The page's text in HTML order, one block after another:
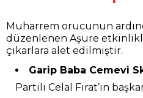
Muharrem orucunun
düzenlenen Aşure
çıkarlara alet edilmiştir.
Garip Baba Cemevi
Partili Celal Fırat’ın